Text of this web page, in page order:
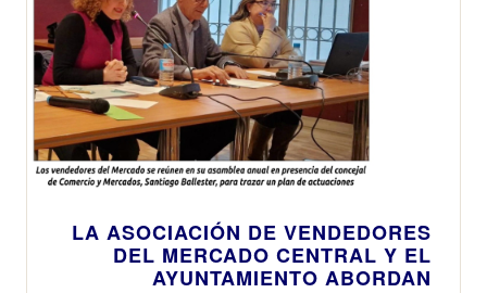
LA ASOCIACIÓN DE VENDEDORES
DEL MERCADO CENTRAL Y EL
AYUNTAMIENTO ABORDAN